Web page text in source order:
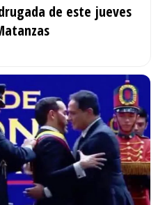
de este jueves